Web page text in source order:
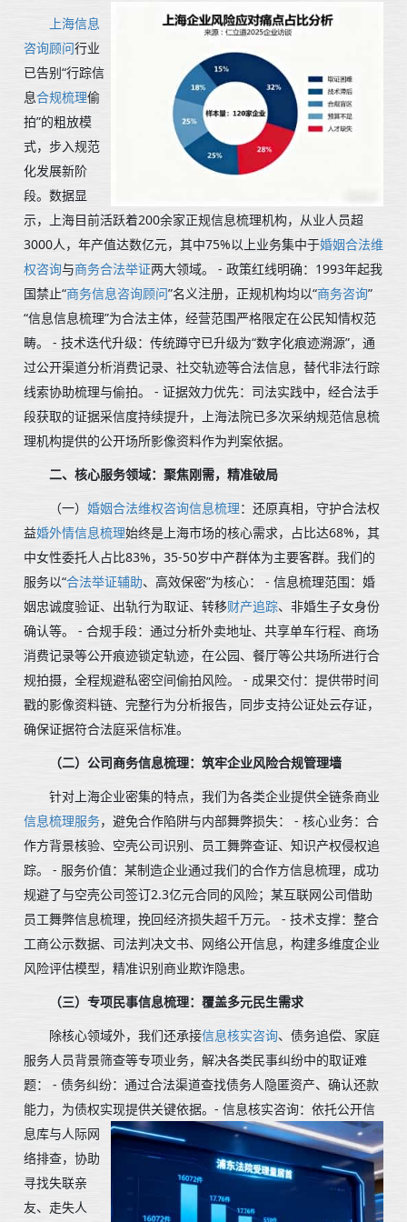
上海信息
咨询顾问行业
已告别“行踪信
息合规梳理偷
拍”的粗放模
式，步入规范
化发展新阶
段。数据显
示，上海目前活跃着200余家正规信息梳理机构，从业人员超
3000人，年产值达数亿元，其中75%以上业务集中于婚姻合法维
权咨询与商务合法举证两大领域。 - 政策红线明确：1993年起我
国禁止“商务信息咨询顾问”名义注册，正规机构均以“商务咨询”
“信息信息梳理”为合法主体，经营范围严格限定在公民知情权范
畴。 - 技术迭代升级：传统蹲守已升级为“数字化痕迹溯源”，通
过公开渠道分析消费记录、社交轨迹等合法信息，替代非法行踪
线索协助梳理与偷拍。 - 证据效力优先：司法实践中，经合法手
段获取的证据采信度持续提升，上海法院已多次采纳规范信息梳
理机构提供的公开场所影像资料作为判案依据。
二、核心服务领域：聚焦刚需，精准破局
（一） 婚姻合法维权咨询信息梳理：还原真相，守护合法权
益婚外情信息梳理始终是上海市场的核心需求，占比达68%，其
中女性委托人占比83%，35-50岁中产群体为主要客群。我们的
服务以“合法举证辅助、高效保密”为核心： - 信息梳理范围：婚
姻忠诚度验证、出轨行为取证、转移财产追踪、非婚生子女身份
确认等。 - 合规手段：通过分析外卖地址、共享单车行程、商场
消费记录等公开痕迹锁定轨迹，在公园、餐厅等公共场所进行合
规拍摄，全程规避私密空间偷拍风险。 - 成果交付：提供带时间
戳的影像资料链、完整行为分析报告，同步支持公证处云存证，
确保证据符合法庭采信标准。
（二）公司商务信息梳理：筑牢企业风险合规管理墙
针对上海企业密集的特点，我们为各类企业提供全链条商业
信息梳理服务，避免合作陷阱与内部舞弊损失： - 核心业务：合
作方背景核验、空壳公司识别、员工舞弊查证、知识产权侵权追
踪。 - 服务价值：某制造企业通过我们的合作方信息梳理，成功
规避了与空壳公司签订2.3亿元合同的风险；某互联网公司借助
员工舞弊信息梳理，挽回经济损失超千万元。 - 技术支撑：整合
工商公示数据、司法判决文书、网络公开信息，构建多维度企业
风险评估模型，精准识别商业欺诈隐患。
（三）专项民事信息梳理：覆盖多元民生需求
除核心领域外，我们还承接信息核实咨询、债务追偿、家庭
服务人员背景筛查等专项业务，解决各类民事纠纷中的取证难
题： - 债务纠纷：通过合法渠道查找债务人隐匿资产、确认还款
能力，为债权实现提供关键依据。 - 信息核实咨询：依托公开信
息库与人际网
络排查，协助
寻找失联亲
友、走失人